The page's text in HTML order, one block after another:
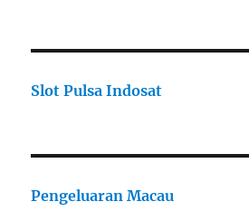
Slot Pulsa Indosat
Pengeluaran Macau